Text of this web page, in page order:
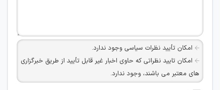
امکان تأیید نظرات سیاسی وجود ندارد.
امکان تایید نظراتی که حاوی اخبار غیر قابل تأیید از طریق خبرگزاری
های معتبر می باشند، وجود ندارد.